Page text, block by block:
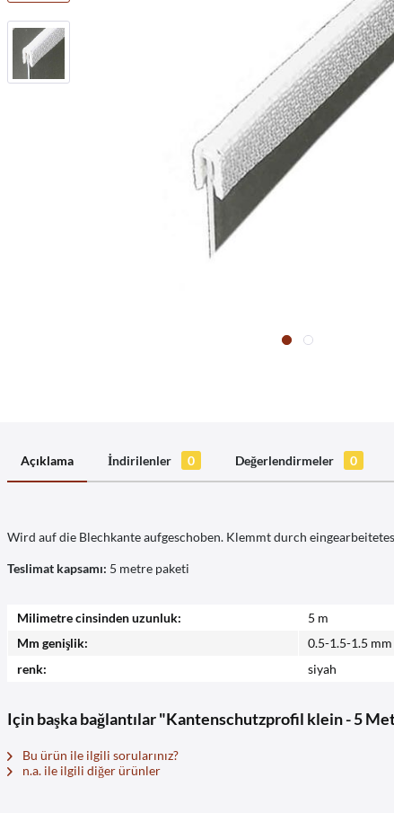
Açıklama İndirilenler 0 Değerlendirmeler 0
Wird auf die Blechkante aufgeschoben. Klemmt durch
Teslimat kapsamı: 5 metre paketi
Milimetre cinsinden uzunluk:
5 m
Mm genişlik:
0.5-1.5-1.5 mm
renk:
siyah
Için başka bağlantılar "Kantenschutzprofil klein - 5
Bu ürün ile ilgili sorularınız?
n.a. ile ilgili diğer ürünler